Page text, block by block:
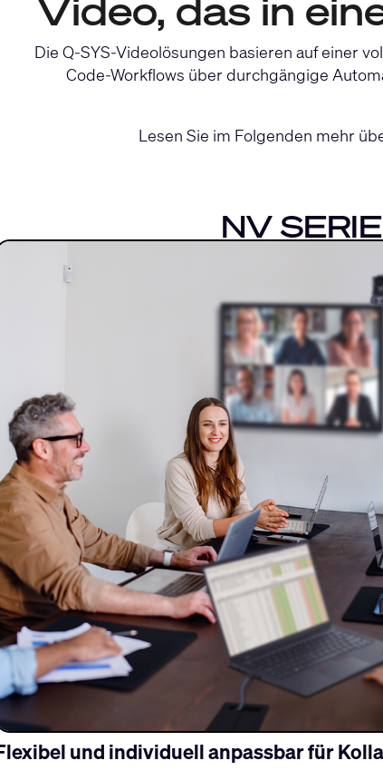
Video, das in
Die Q-SYS-Videolösungen basieren auf einer
Code-Workflows über durchgängige
Lesen Sie im Folgenden mehr
NV SERIE
und individuell anpassbar für